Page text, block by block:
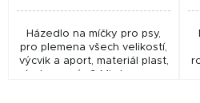
Házedlo na míčky pro psy,
pro plemena všech velikostí,
výcvik a aport, materiál plast,
vícebarevný. 🎨 Mix barev – v